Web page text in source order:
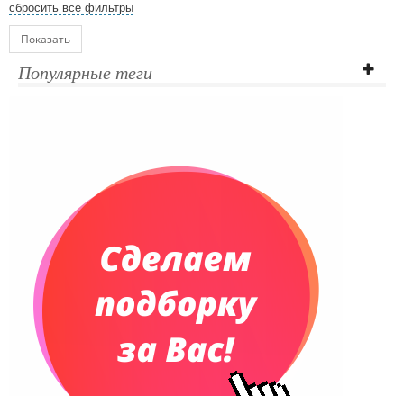
сбросить все фильтры
Показать
Популярные теги